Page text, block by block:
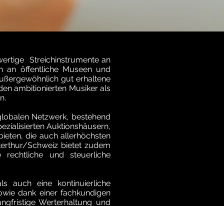
Streichinstrumente an
an öffentliche Museen und
gut erhaltene
ambitionierten Musiker als
Netzwerk, bestehend
Auktionshäusern,
die auch allerhöchsten
Schweiz bietet zudem
rechtliche und steuerliche
auch eine kontinuierliche
dank einer fachkundigen
Werterhaltung und